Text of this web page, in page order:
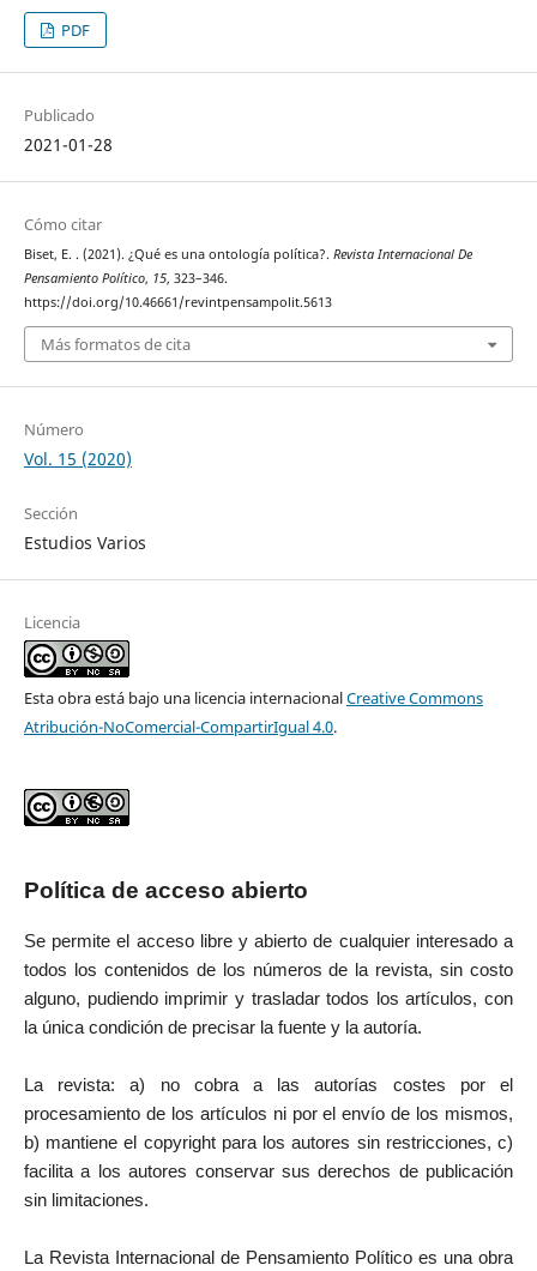
PDF
Publicado
2021-01-28
Cómo citar
Biset, E. . (2021). ¿Qué es una ontología política?. Revista Internacional De
Pensamiento Político, 15, 323–346.
https://doi.org/10.46661/revintpensampolit.5613
Más formatos de cita
Número
Vol. 15 (2020)
Sección
Estudios Varios
Licencia
Esta obra está bajo una licencia internacionalCreative Commons
Atribución-NoComercial-CompartirIgual 4.0.
Política de acceso abierto
Se permite el acceso libre y abierto de cualquier interesado a
todos los contenidos de los números de la revista, sin costo
alguno, pudiendo imprimir y trasladar todos los artículos, con
la única condición de precisar la fuente y la autoría.
La revista: a) no cobra a las autorías costes por el
procesamiento de los artículos ni por el envío de los mismos,
b) mantiene el copyright para los autores sin restricciones, c)
facilita a los autores conservar sus derechos de publicación
sin limitaciones.
La Revista Internacional de Pensamiento Político es una obra